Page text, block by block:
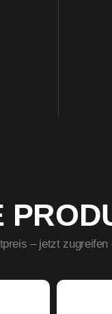
– jetzt zugreifen